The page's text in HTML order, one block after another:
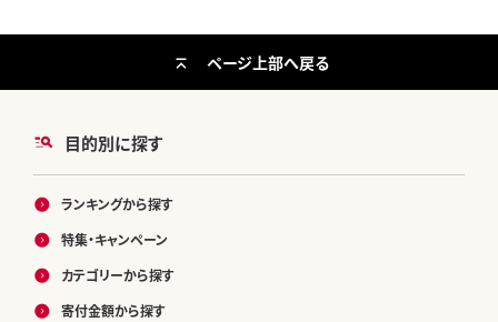
目的別に探す
ランキングから探す
特集・キャンペーン
カテゴリーから探す
寄付金額から探す
ページ上部へ戻る